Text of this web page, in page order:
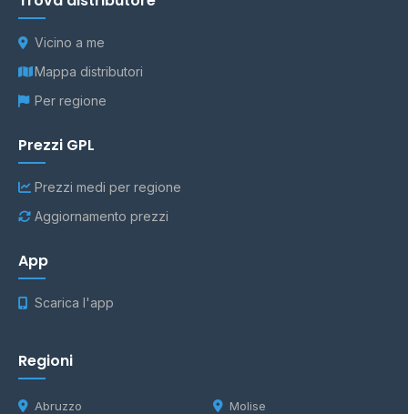
Vicino a me
Mappa distributori
Per regione
Prezzi GPL
Prezzi medi per regione
Aggiornamento prezzi
App
Scarica l'app
Regioni
Abruzzo Molise